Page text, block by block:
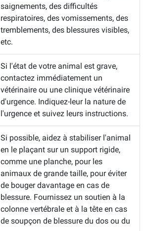
saignements, des difficultés
respiratoires, des vomissements, des
tremblements, des blessures visibles,
etc.
Si l'état de votre animal est grave,
contactez immédiatement un
vétérinaire ou une clinique vétérinaire
d'urgence. Indiquez-leur la nature de
l'urgence et suivez leurs instructions.
Si possible, aidez à stabiliser l'animal
en le plaçant sur un support rigide,
comme une planche, pour les
animaux de grande taille, pour éviter
de bouger davantage en cas de
blessure. Fournissez un soutien à la
colonne vertébrale et à la tête en cas
de soupçon de blessure du dos ou du